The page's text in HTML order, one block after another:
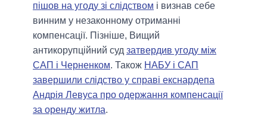
пішов на угоду зі слідством і визнав себе
винним у незаконному отриманні
компенсації. Пізніше, Вищий
антикорупційний суд затвердив угоду між
САП і Черненком. Також НАБУ і САП
завершили слідство у справі екснардепа
Андрія Левуса про одержання компенсації
за оренду житла.